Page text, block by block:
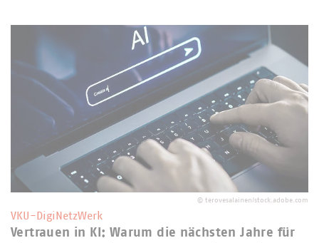
© terovesalainen/stock.adobe.com
VKU-DigiNetzWerk
Vertrauen in KI: Warum die nächsten Jahre für